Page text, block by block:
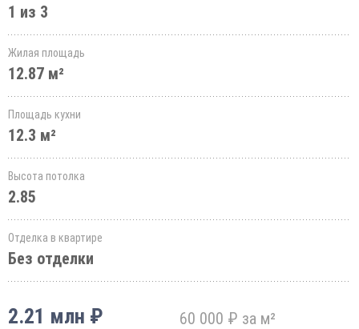
1 из 3
Жилая площадь
12.87 м²
Площадь кухни
12.3 м²
Высота потолка
2.85
Отделка в квартире
Без отделки
2.21 млн ₽ 60 000 ₽ за м²